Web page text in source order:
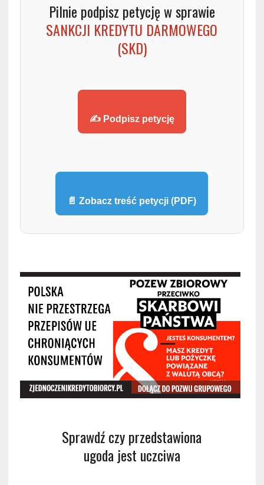
Pilnie podpisz petycję w sprawie
SANKCJI KREDYTU DARMOWEGO
(SKD)
✍️ Podpisz petycję
📄 Zobacz treść petycji (PDF)
Sprawdź czy przedstawiona
ugoda jest uczciwa